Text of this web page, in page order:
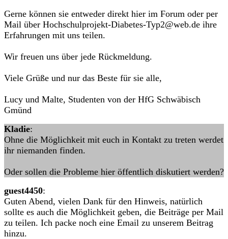
Gerne können sie entweder direkt hier im Forum oder per
Mail über Hochschulprojekt-Diabetes-Typ2@web.de ihre
Erfahrungen mit uns teilen.
Wir freuen uns über jede Rückmeldung.
Viele Grüße und nur das Beste für sie alle,
Lucy und Malte, Studenten von der HfG Schwäbisch
Gmünd
Kladie:
Ohne die Möglichkeit mit euch in Kontakt zu treten werdet
ihr niemanden finden.
Oder sollen die Probleme hier öffentlich diskutiert werden?
guest4450:
Guten Abend, vielen Dank für den Hinweis, natürlich
sollte es auch die Möglichkeit geben, die Beiträge per Mail
zu teilen. Ich packe noch eine Email zu unserem Beitrag
hinzu.